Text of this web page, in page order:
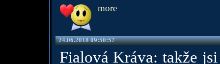
more
24.06.2018 09:50:57
Fialová Kráva: takže